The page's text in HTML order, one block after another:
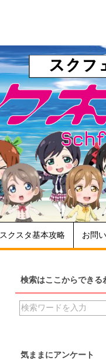
スクスタ基本攻略 お問
検索はここからできる
気ままにアンケート